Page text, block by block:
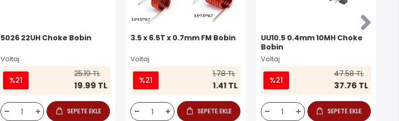
5026 22UH Choke Bobin
Voltaj
%21
25.19 TL
19.99 TL
SEPETE EKLE
3.5 x 6.5T x 0.7mm FM Bobin
Voltaj
%21
1.78 TL
1.41 TL
SEPETE EKLE
UU10.5 0.4mm 10MH Choke
Bobin
Voltaj
%21
47.58 TL
37.76 TL
SEPETE EKLE